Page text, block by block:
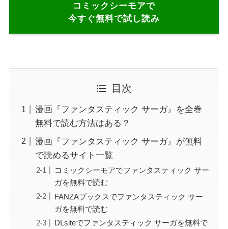
コミックシーモアで
今すぐ無料で試し読み
目次
漫画『ファンタスティック サーガ』を全巻
無料で読む方法はある？
漫画『ファンタスティック サーガ』が無料
で読めるサイト一覧
コミックシーモアでファンタスティック サー
ガを無料で読む
FANZAブックスでファンタスティック サー
ガを無料で読む
DLsiteでファンタスティック サーガを無料で